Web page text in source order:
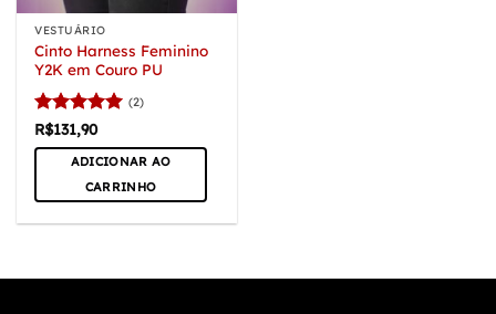
VESTUÁRIO
Cinto Harness Feminino
Y2K em Couro PU
Avaliação
de 5
(2)
R$131,90
ADICIONAR AO
CARRINHO